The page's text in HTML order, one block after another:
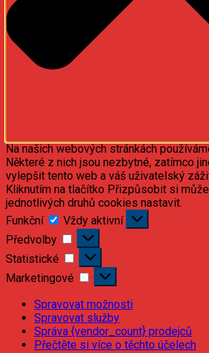
Na našich webových stránkách
Některé z nich jsou nezbytné, zatímco
vylepšit tento web a váš uživatelský
Kliknutím na tlačítko Přizpůsobit si
jednotlivých druhů cookies nastavit.
Funkční
Funkční
Vždy aktivní
Předvolby
Předvolby
Statistické
Statistické
Marketingové
Marketingové
Spravovat možnosti
Spravovat služby
Správa {vendor_count} prodejců
Přečtěte si více o těchto účelech